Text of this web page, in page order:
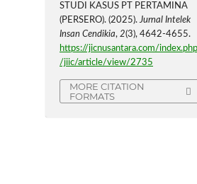
STUDI KASUS PT PERTAMINA
(PERSERO). (2025).Jurnal Intelek
Insan Cendikia,2(3), 4642-4655.
https://jicnusantara.com/
/jiic/article/view/2735
MORE CITATION
FORMATS